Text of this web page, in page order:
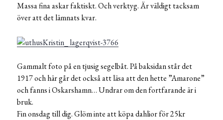
Massa fina askar faktiskt. Och verktyg. Är väldigt tacksam
över att det lämnats kvar.
Gammalt foto på en tjusig segelbåt. På baksidan står det
1917 och här går det också att läsa att den hette ”Amarone”
och fanns i Oskarshamn… Undrar om den fortfarande är i
bruk.
Fin onsdag till dig. Glöm inte att köpa dahlior för 25kr